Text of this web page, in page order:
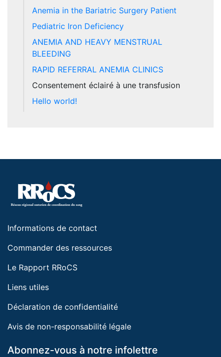
Anemia in the Bariatric Surgery Patient
Pediatric Iron Deficiency
ANEMIA AND HEAVY MENSTRUAL
BLEEDING
RAPID REFERRAL ANEMIA CLINICS
Consentement éclairé à une transfusion
Hello world!
Informations de contact
Commander des ressources
Le Rapport RRoCS
Liens utiles
Déclaration de confidentialité
Avis de non-responsabilité légale
Abonnez-vous à notre infolettre